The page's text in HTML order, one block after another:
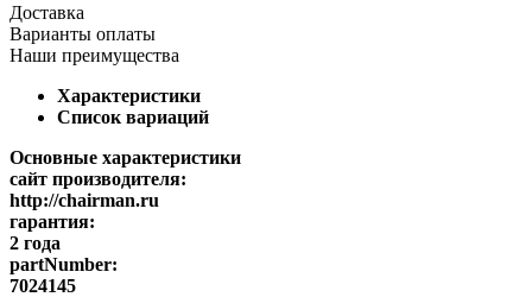
Доставка
Варианты оплаты
Наши преимущества
Характеристики
Список вариаций
Основные характеристики
сайт производителя:
http://chairman.ru
гарантия:
2 года
partNumber:
7024145